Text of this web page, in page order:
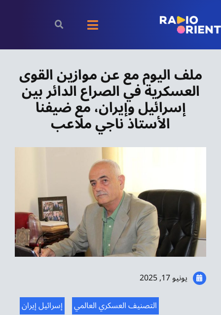
content
Toggle
Navigation
بودكاست
رياضة
مقالات
موسيقى الشرق
من نحن
ملف اليوم مع عن موازين القوى
العسكرية في الصراع الدائر بين
إسرائيل وإيران، مع ضيفنا
الأستاذ ناجي ملاعب
يونيو 17, 2025
إسرائيل إيران
التصنيف العسكري العالمي